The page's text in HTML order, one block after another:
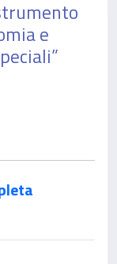
e